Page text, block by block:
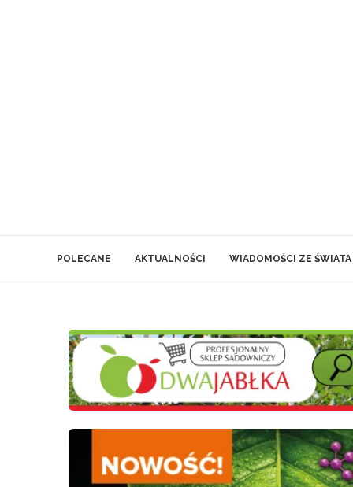
POLECANE AKTUALNOŚCI WIADOMOŚCI ZE ŚWIATA